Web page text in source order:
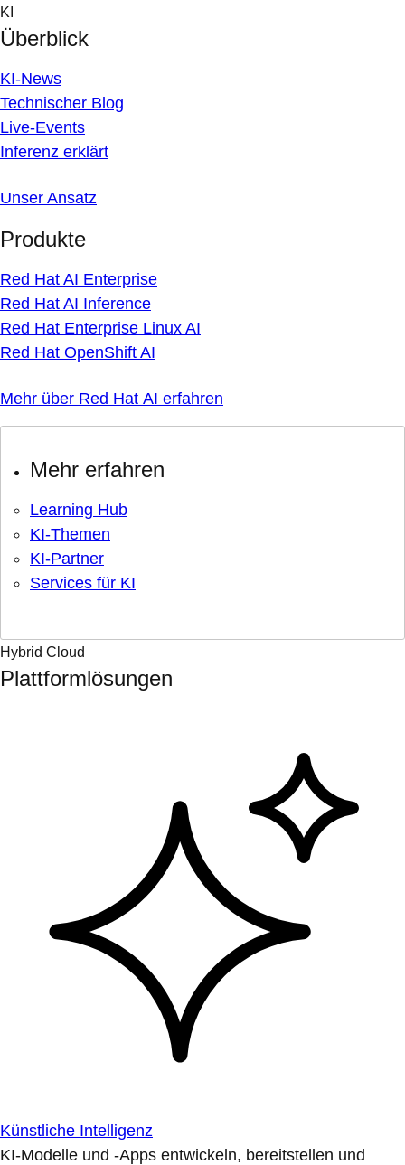
Skip
to
content
KI
Überblick
KI-News
Technischer Blog
Live-Events
Inferenz erklärt
Unser Ansatz
Produkte
Red Hat AI Enterprise
Red Hat AI Inference
Red Hat Enterprise Linux AI
Red Hat OpenShift AI
Mehr über Red Hat AI erfahren
Mehr erfahren
Learning Hub
KI-Themen
KI-Partner
Services für KI
Hybrid Cloud
Plattformlösungen
Künstliche Intelligenz
KI-Modelle und -Apps entwickeln, bereitstellen und